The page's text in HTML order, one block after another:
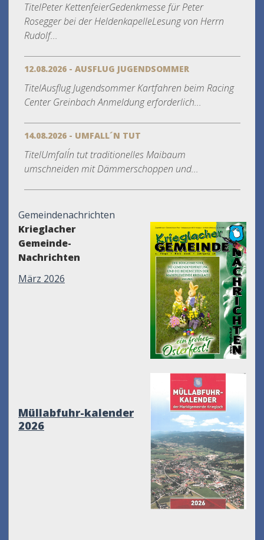
TitelPeter KettenfeierGedenkmesse für Peter
Rosegger bei der HeldenkapelleLesung von Herrn
Rudolf...
12.08.2026 - AUSFLUG JUGENDSOMMER
TitelAusflug Jugendsommer Kartfahren beim Racing
Center Greinbach Anmeldung erforderlich...
14.08.2026 - UMFALL´N TUT
TitelUmfall´n tut traditionelles Maibaum
umschneiden mit Dämmerschoppen und...
Gemeindenachrichten
Krieglacher
Gemeinde-
Nachrichten
März 2026
Müllabfuhr-kalender
2026